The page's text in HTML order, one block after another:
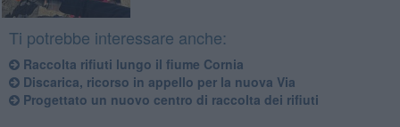
Ti potrebbe interessare anche:
Raccolta rifiuti lungo il fiume Cornia
Discarica, ricorso in appello per la nuova Via
Progettato un nuovo centro di raccolta dei rifiuti